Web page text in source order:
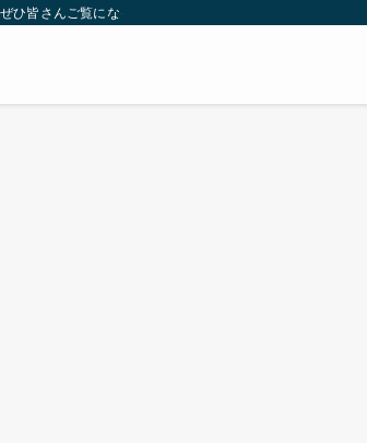
ひ皆さんご覧になっていってください。